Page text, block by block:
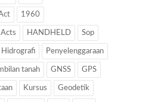
1960
HANDHELD Sop
Hidrografi Penyelenggaraan
tanah GNSS GPS
Kursus Geodetik